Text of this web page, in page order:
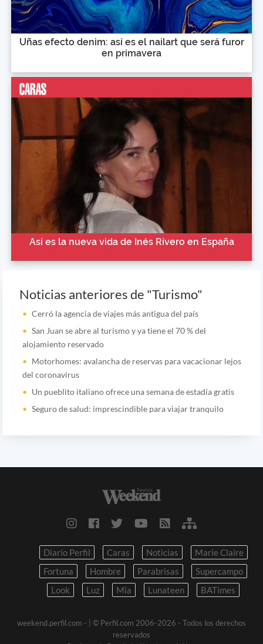
Uñas efecto denim: así es el nailart que será furor
en primavera
Así es la nueva vida de Inés Rivero en España
Noticias anteriores de "Turismo"
Cerró la agencia de viajes más antigua del país
San Juan se abre al turismo y ya tiene el 70 % del
alojamiento reservado
Motorhomes: avalancha de reservas para vacacionar lejos
del coronavirus
Un pueblito italiano ofrece una semana de estadía gratis
Seguro de salud: imprescindible para viajar tranquilo
Diario Perfil Caras Noticias
Marie Claire
Fortuna
Hombre Parabrisas
Supercampo
Look
Luz Mia Lunateen BATimes
weekend.perfil.com -
| © Perfil.com 2006-2026 - Todos los derechos
reservados